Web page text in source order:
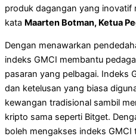
produk dagangan yang inovatif
kata Maarten Botman, Ketua
Dengan menawarkan
indeks GMCI membantu
pasaran yang pelbagai. Indeks
dan ketelusan yang biasa
kewangan tradisional sambil
kripto sama seperti Bitget.
boleh mengakses indeks